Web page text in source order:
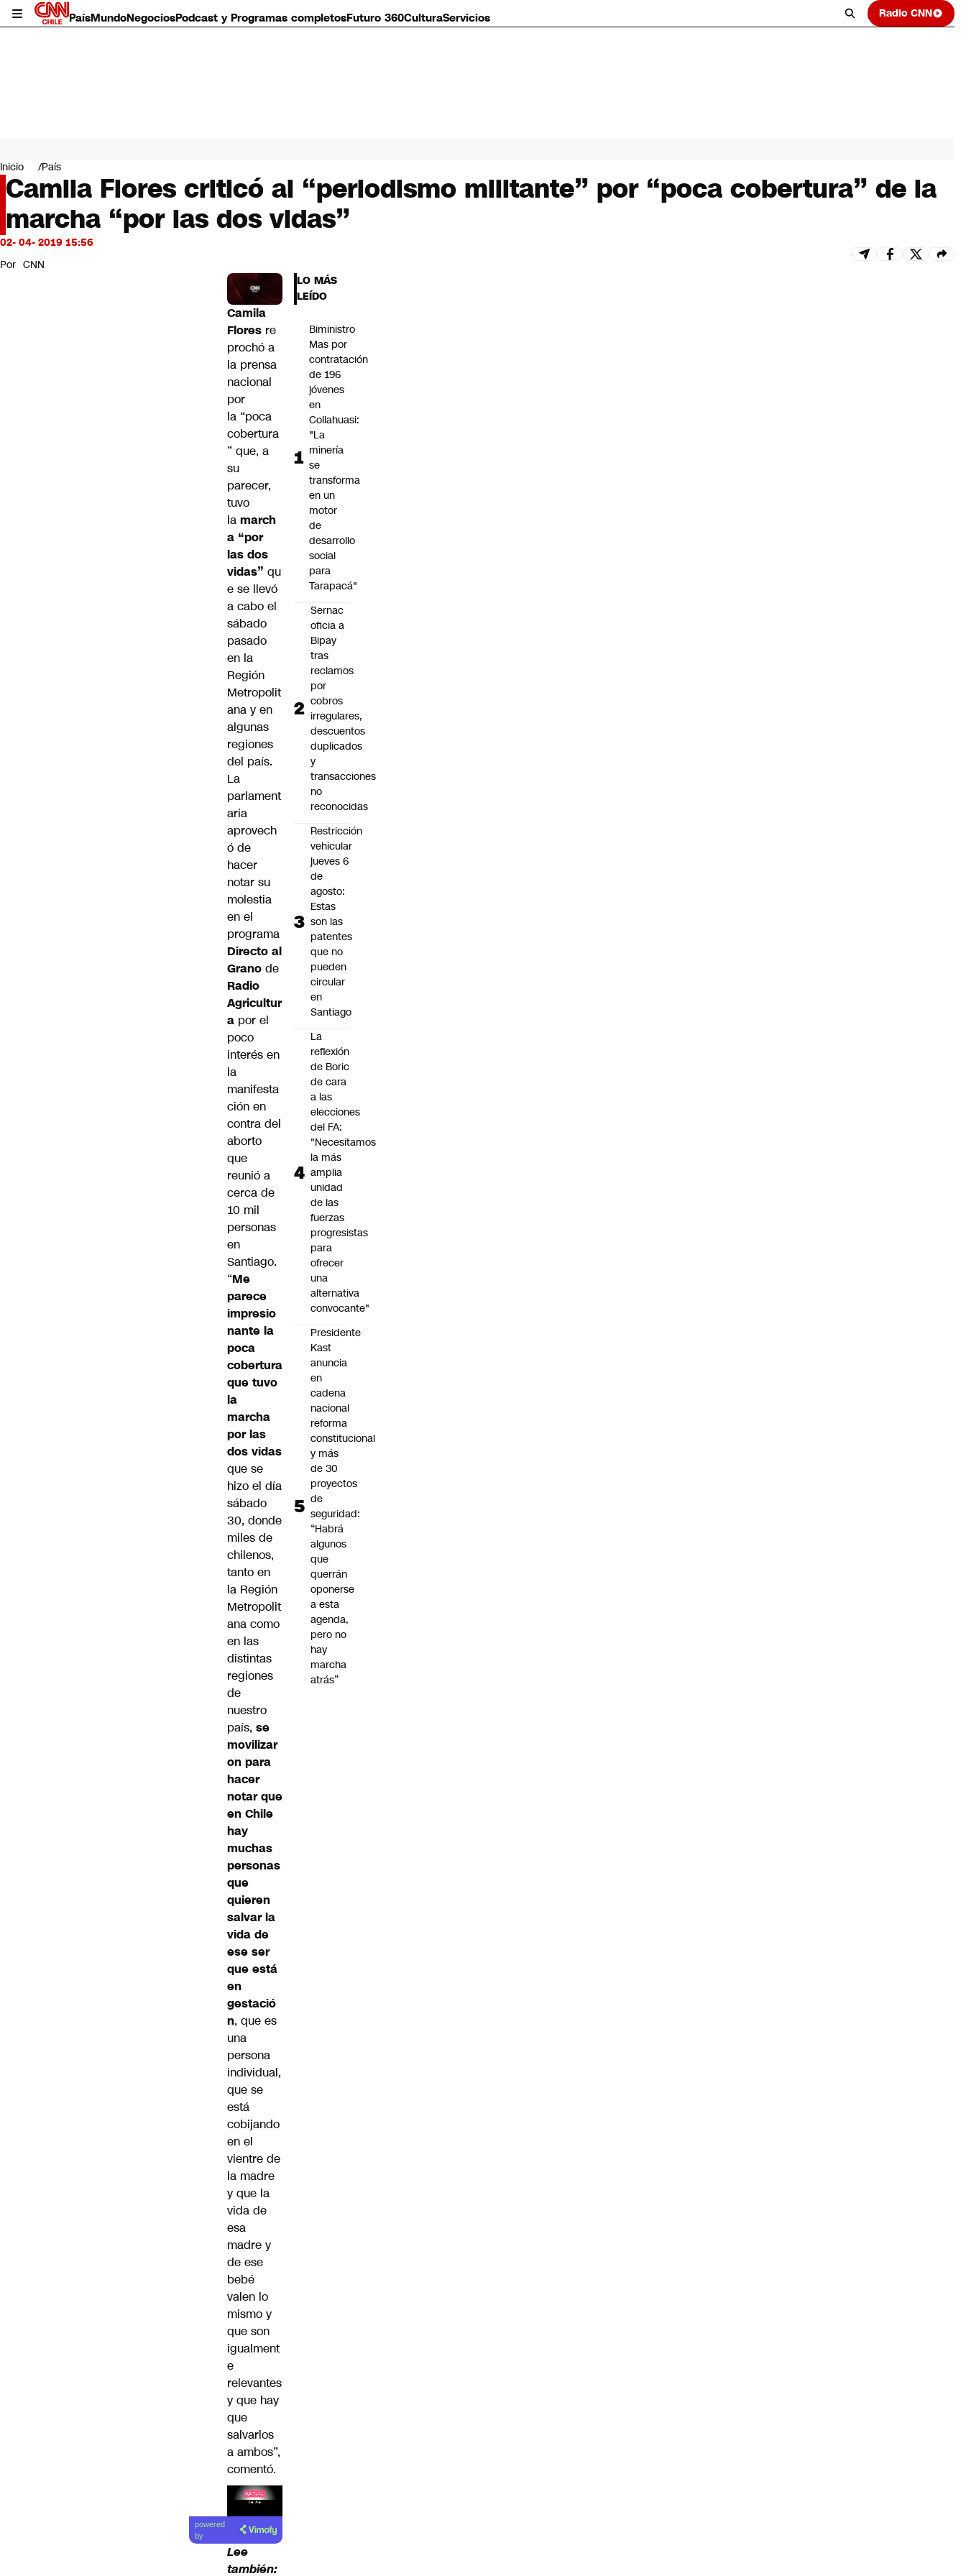
PaísMundoNegociosPodcast y Programas completosFuturo 360CulturaServicios Radio CNN
Mundo
Negocios
Deportes
Programas completos
Cultura
Servicios
Bits
CNN Data
Inicio País
Camila Flores criticó al “periodismo militante” por “poca cobertura” de la
marcha “por las dos vidas”
02- 04- 2019 15:56
Por CNN
Camila
Flores re
prochó a
la prensa
nacional
por
la “poca
cobertura
” que, a
su
parecer,
tuvo
la march
a “por
las dos
vidas” qu
e se llevó
a cabo el
sábado
pasado
en la
Región
Metropolit
ana y en
algunas
regiones
del país.
La
parlament
aria
aprovech
ó de
hacer
notar su
molestia
en el
programa
Directo al
Grano de
Radio
Agricultur
a por el
poco
interés en
la
manifesta
ción en
contra del
aborto
que
reunió a
cerca de
10 mil
personas
en
Santiago.
“Me
parece
impresio
nante la
poca
cobertura
que tuvo
la
marcha
por las
dos vidas
que se
hizo el día
sábado
30, donde
miles de
chilenos,
tanto en
la Región
Metropolit
ana como
en las
distintas
regiones
de
nuestro
país, se
movilizar
on para
hacer
notar que
en Chile
hay
muchas
personas
que
quieren
salvar la
vida de
ese ser
que está
en
gestació
n, que es
una
persona
individual,
que se
está
cobijando
en el
vientre de
la madre
y que la
vida de
esa
madre y
de ese
bebé
valen lo
mismo y
que son
igualment
e
relevantes
y que hay
que
salvarlos
a ambos”,
comentó.
Lea el
artículo
powered
by
Lee
también:
LO MÁS
LEÍDO
Biministro
Mas por
contratación
de 196
jóvenes
en
Collahuasi:
"La
minería
se
transforma
en un
motor
de
desarrollo
social
para
Tarapacá"
Sernac
oficia a
Bipay
tras
reclamos
por
cobros
irregulares,
descuentos
duplicados
y
transacciones
no
reconocidas
Restricción
vehicular
jueves 6
de
agosto:
Estas
son las
patentes
que no
pueden
circular
en
Santiago
La
reflexión
de Boric
de cara
a las
elecciones
del FA:
"Necesitamos
la más
amplia
unidad
de las
fuerzas
progresistas
para
ofrecer
una
alternativa
convocante"
Presidente
Kast
anuncia
en
cadena
nacional
reforma
constitucional
y más
de 30
proyectos
de
seguridad:
“Habrá
algunos
que
querrán
oponerse
a esta
agenda,
pero no
hay
marcha
atrás”